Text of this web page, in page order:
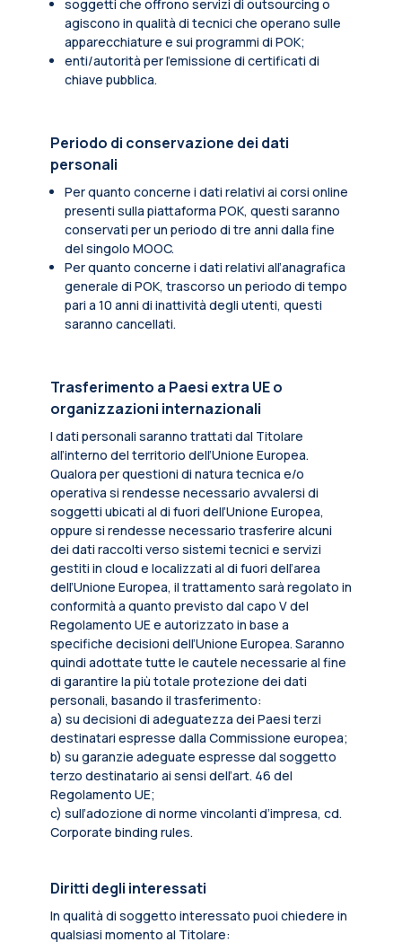
soggetti che offrono servizi di outsourcing o
agiscono in qualità di tecnici che operano sulle
apparecchiature e sui programmi di POK;
enti/autorità per l'emissione di certificati di
chiave pubblica.
Periodo di conservazione dei dati
personali
Per quanto concerne i dati relativi ai corsi online
presenti sulla piattaforma POK, questi saranno
conservati per un periodo di tre anni dalla fine
del singolo MOOC.
Per quanto concerne i dati relativi all’anagrafica
generale di POK, trascorso un periodo di tempo
pari a 10 anni di inattività degli utenti, questi
saranno cancellati.
Trasferimento a Paesi extra UE o
organizzazioni internazionali
I dati personali saranno trattati dal Titolare
all’interno del territorio dell’Unione Europea.
Qualora per questioni di natura tecnica e/o
operativa si rendesse necessario avvalersi di
soggetti ubicati al di fuori dell’Unione Europea,
oppure si rendesse necessario trasferire alcuni
dei dati raccolti verso sistemi tecnici e servizi
gestiti in cloud e localizzati al di fuori dell’area
dell’Unione Europea, il trattamento sarà regolato in
conformità a quanto previsto dal capo V del
Regolamento UE e autorizzato in base a
specifiche decisioni dell’Unione Europea. Saranno
quindi adottate tutte le cautele necessarie al fine
di garantire la più totale protezione dei dati
personali, basando il trasferimento:
a) su decisioni di adeguatezza dei Paesi terzi
destinatari espresse dalla Commissione europea;
b) su garanzie adeguate espresse dal soggetto
terzo destinatario ai sensi dell’art. 46 del
Regolamento UE;
c) sull’adozione di norme vincolanti d’impresa, cd.
Corporate binding rules.
Diritti degli interessati
In qualità di soggetto interessato puoi chiedere in
qualsiasi momento al Titolare: